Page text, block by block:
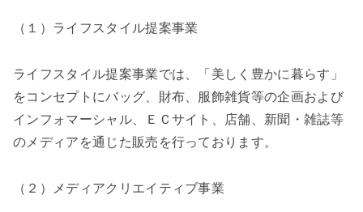
（１）ライフスタイル提案事業
ライフスタイル提案事業では、「美しく豊かに暮らす」
をコンセプトにバッグ、財布、服飾雑貨等の企画および
インフォマーシャル、ＥＣサイト、店舗、新聞・雑誌等
のメディアを通じた販売を行っております。
（２）メディアクリエイティブ事業